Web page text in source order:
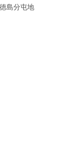
島分屯地